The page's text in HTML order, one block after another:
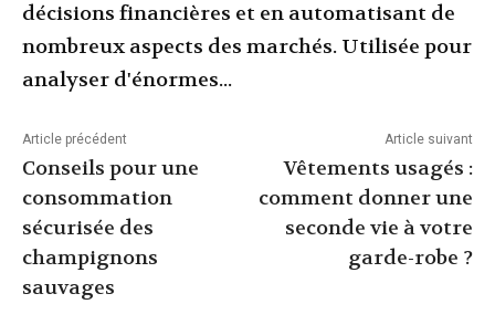
décisions financières et en automatisant de
nombreux aspects des marchés. Utilisée pour
analyser d'énormes...
Article précédent
Conseils pour une
consommation
sécurisée des
champignons
sauvages
Article suivant
Vêtements usagés :
comment donner une
seconde vie à votre
garde-robe ?